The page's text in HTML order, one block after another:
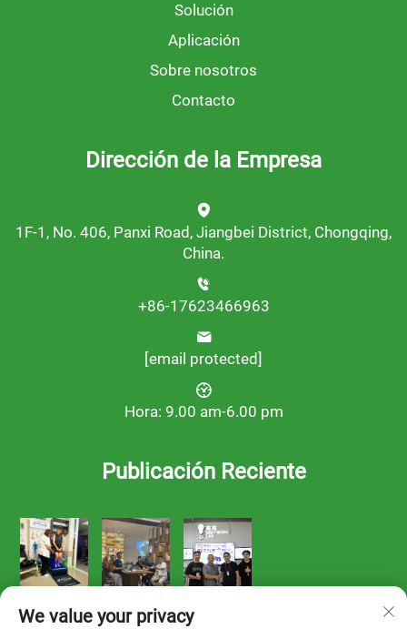
Solución
Aplicación
Sobre nosotros
Contacto
Dirección de la Empresa
1F-1, No. 406, Panxi Road, Jiangbei District, Chongqing,
China.
+86-17623466963
[email protected]
Hora: 9.00 am-6.00 pm
Publicación Reciente
We value your privacy